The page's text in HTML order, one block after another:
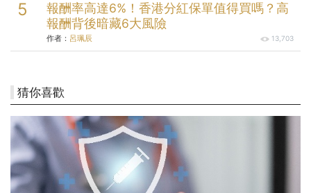
報酬率高達6%！香港分紅保單值得買嗎？高
報酬背後暗藏6大風險
作者： 呂珮辰 13,703
猜你喜歡